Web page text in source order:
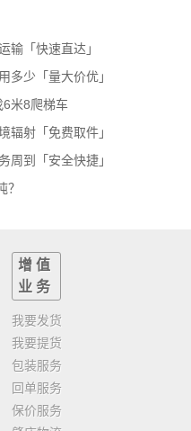
输「快速直达」
多少「量大价优」
6米8爬梯车
辐射「免费取件」
周到「安全快捷」
增值
业务
我要发货
我要提货
包装服务
回单服务
保价服务